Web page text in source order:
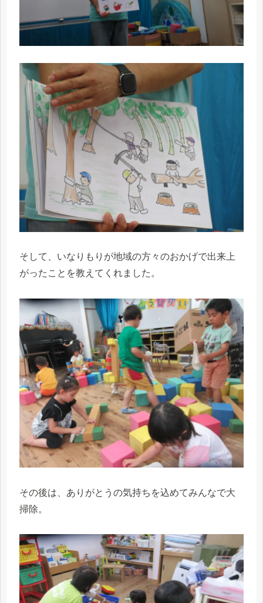
そして、いなりもりが地域の方々のおかげで出来上
がったことを教えてくれました。
その後は、ありがとうの気持ちを込めてみんなで大
掃除。